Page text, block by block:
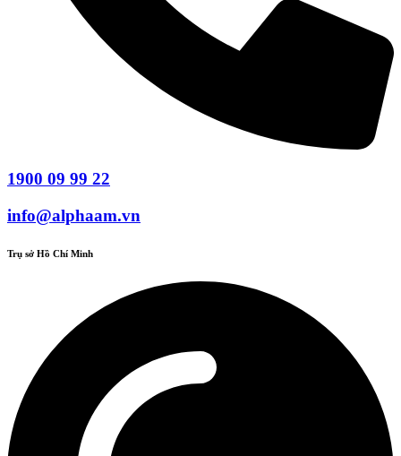
1900 09 99 22
info@alphaam.vn
Trụ sở Hồ Chí Minh